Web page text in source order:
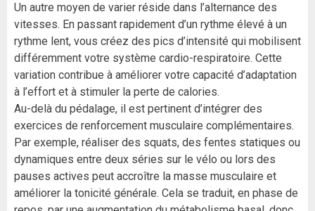
Un autre moyen de varier réside dans l’alternance des
vitesses. En passant rapidement d’un rythme élevé à un
rythme lent, vous créez des pics d’intensité qui mobilisent
différemment votre système cardio-respiratoire. Cette
variation contribue à améliorer votre capacité d’adaptation
à l’effort et à stimuler la perte de calories.
Au-delà du pédalage, il est pertinent d’intégrer des
exercices de renforcement musculaire complémentaires.
Par exemple, réaliser des squats, des fentes statiques ou
dynamiques entre deux séries sur le vélo ou lors des
pauses actives peut accroître la masse musculaire et
améliorer la tonicité générale. Cela se traduit, en phase de